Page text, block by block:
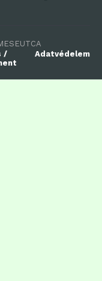
/
Adatvédelem